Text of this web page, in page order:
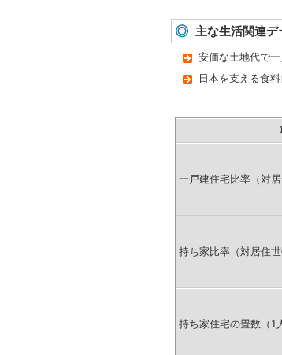
主な生活関連デ
安価な土地代で
日本を支える食
一戸建住宅比率（対居
持ち家比率（対居住世
持ち家住宅の畳数（1